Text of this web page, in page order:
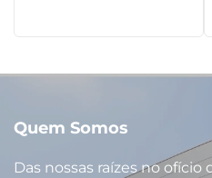
Quem Somos
Das nossas raízes no ofício